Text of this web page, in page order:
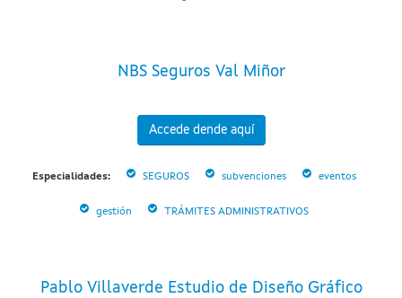
NBS Seguros Val Miñor
Accede dende aquí
Especialidades: SEGUROS subvenciones eventos
gestión TRÁMITES ADMINISTRATIVOS
Pablo Villaverde Estudio de Diseño Gráfico